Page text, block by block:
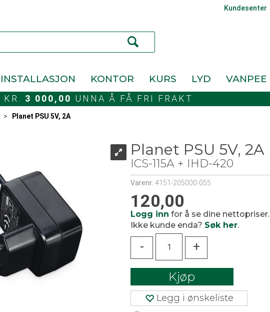
Kundesenter
INSTALLASJON KONTOR KURS LYD VANPEE
KR. 3 000,00 UNNA Å FÅ FRI FRAKT
> Planet PSU 5V, 2A
Planet PSU 5V, 2A
ICS-115A + IHD-420
Varenr: 4151-205000-055
120,00
Logg inn for å se dine nettopriser.
Ikke kunde enda? Søk her.
- +
Kjøp
Legg i ønskeliste